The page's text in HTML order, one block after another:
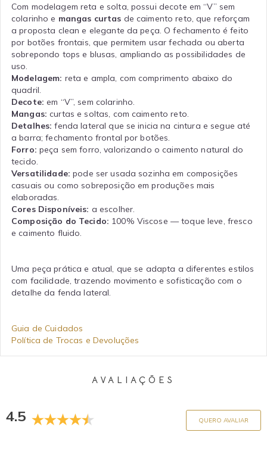
Com modelagem reta e solta, possui decote em “V” sem
colarinho e mangas curtas de caimento reto, que reforçam
a proposta clean e elegante da peça. O fechamento é feito
por botões frontais, que permitem usar fechada ou aberta
sobrepondo tops e blusas, ampliando as possibilidades de
uso.
Modelagem: reta e ampla, com comprimento abaixo do
quadril.
Decote: em “V”, sem colarinho.
Mangas: curtas e soltas, com caimento reto.
Detalhes: fenda lateral que se inicia na cintura e segue até
a barra; fechamento frontal por botões.
Forro: peça sem forro, valorizando o caimento natural do
tecido.
Versatilidade: pode ser usada sozinha em composições
casuais ou como sobreposição em produções mais
elaboradas.
Cores Disponíveis: a escolher.
Composição do Tecido: 100% Viscose — toque leve, fresco
e caimento fluido.
Uma peça prática e atual, que se adapta a diferentes estilos
com facilidade, trazendo movimento e sofisticação com o
detalhe da fenda lateral.
Guia de Cuidados
Política de Trocas e Devoluções
AVALIAÇÕES
4.5 QUERO AVALIAR